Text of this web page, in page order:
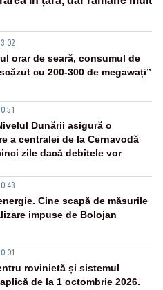
orar de seară, consumul de
cu 200-300 de megawați”
Dunării asigură o
a centralei de la Cernavodă
zile dacă debitele vor
Cine scapă de măsurile
impuse de Bolojan
rovinietă și sistemul
de la 1 octombrie 2026.